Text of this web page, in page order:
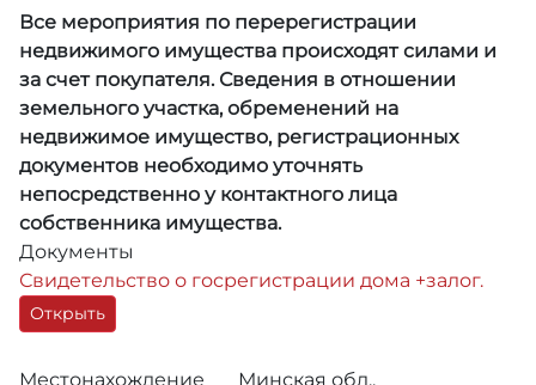
Все мероприятия по перерегистрации
недвижимого имущества происходят силами и
за счет покупателя. Сведения в отношении
земельного участка, обременений на
недвижимое имущество, регистрационных
документов необходимо уточнять
непосредственно у контактного лица
собственника имущества.
Документы
Свидетельство о госрегистрации дома +залог.
Открыть
Местонахождение
Минская обл.,